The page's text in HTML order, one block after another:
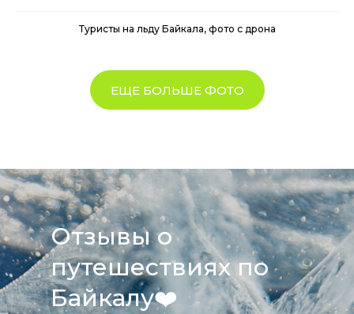
Туристы на льду Байкала, фото с дрона
ЕЩЕ БОЛЬШЕ ФОТО
Отзывы о
путешествиях по
Байкалу❤️